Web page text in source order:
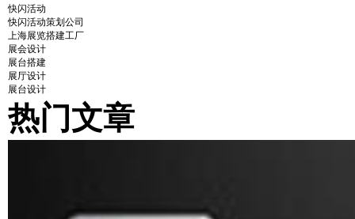
快闪活动
快闪活动策划公司
上海展览搭建工厂
展会设计
展台搭建
展厅设计
展台设计
热门文章